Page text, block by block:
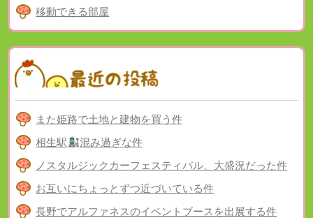
移動できる部屋
また姫路で土地と建物を買う件
相生駅
混み過ぎな件
ノスタルジックカーフェスティバル、大盛況だった件
お互いにちょっとずつ近づいている件
長野でアルファネスのイベントブースを出展する件